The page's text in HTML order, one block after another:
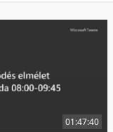
01:47:40